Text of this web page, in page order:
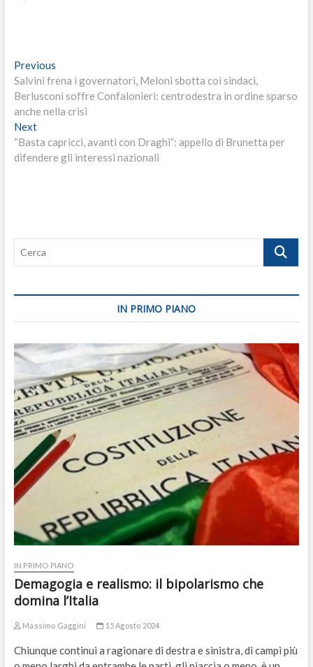
Navigazione
articoli
PreviousPrevious
post:
Salvini frena i governatori, Meloni sbotta coi sindaci,
Berlusconi soffre Confalonieri: centrodestra in ordine sparso
anche nella crisi
NextNext
post:
“Basta capricci, avanti con Draghi”: appello di Brunetta per
difendere gli interessi nazionali
Cerca
IN PRIMO PIANO
IN PRIMO PIANO
Demagogia e realismo: il bipolarismo che
domina l’Italia
Massimo Gaggini 15 Agosto 2024
Chiunque continui a ragionare di destra e sinistra, di campi più